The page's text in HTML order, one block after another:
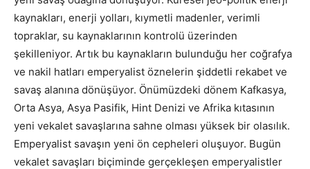
kaynakları, enerji yolları, kıymetli madenler, verimli
topraklar, su kaynaklarının kontrolü üzerinden
şekilleniyor. Artık bu kaynakların bulunduğu her coğrafya
ve nakil hatları emperyalist öznelerin şiddetli rekabet ve
savaş alanına dönüşüyor. Önümüzdeki dönem Kafkasya,
Orta Asya, Asya Pasifik, Hint Denizi ve Afrika kıtasının
yeni vekalet savaşlarına sahne olması yüksek bir olasılık.
Emperyalist savaşın yeni ön cepheleri oluşuyor. Bugün
vekalet savaşları biçiminde gerçekleşen emperyalistler